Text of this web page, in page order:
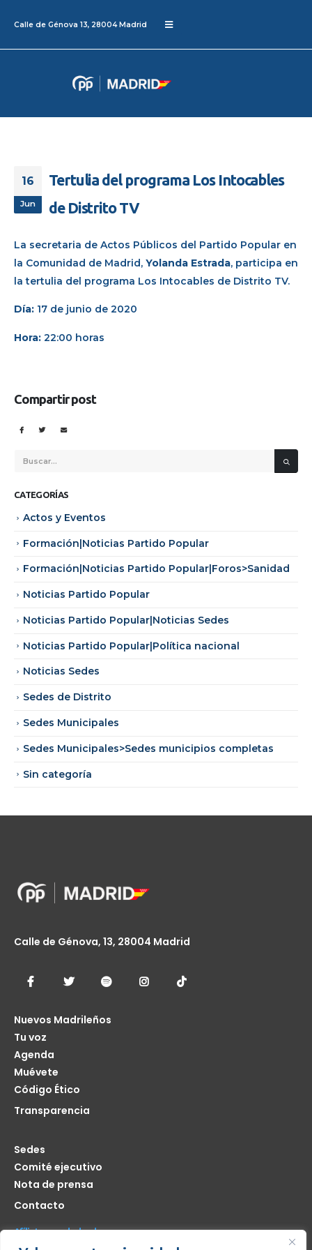
Calle de Génova 13, 28004 Madrid
16
Jun
Tertulia del programa Los Intocables
de Distrito TV
La secretaria de Actos Públicos del Partido Popular en
la Comunidad de Madrid, Yolanda Estrada, participa en
la tertulia del programa Los Intocables de Distrito TV.
Día: 17 de junio de 2020
Hora: 22:00 horas
Compartir post
CATEGORÍAS
Actos y Eventos
Formación|Noticias Partido Popular
Formación|Noticias Partido Popular|Foros>Sanidad
Noticias Partido Popular
Noticias Partido Popular|Noticias Sedes
Noticias Partido Popular|Política nacional
Noticias Sedes
Sedes de Distrito
Sedes Municipales
Sedes Municipales>Sedes municipios completas
Sin categoría
Calle de Génova, 13, 28004 Madrid
Nuevos Madrileños
Tu voz
Agenda
Muévete
Código Ético
Transparencia
Sedes
Comité ejecutivo
Nota de prensa
Contacto
Afíliate seas de donde seas